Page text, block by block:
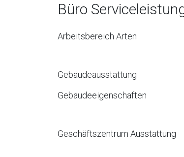
Büro
Arbeitsbereich Arten
Gebäudeausstattung
Gebäudeeigenschaften
Geschäftszentrum Ausstattung